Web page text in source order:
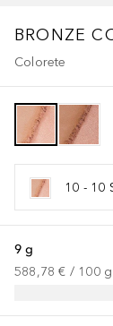
BRONZE
Colorete
10 - 10
9 g
588,78 € / 100 g